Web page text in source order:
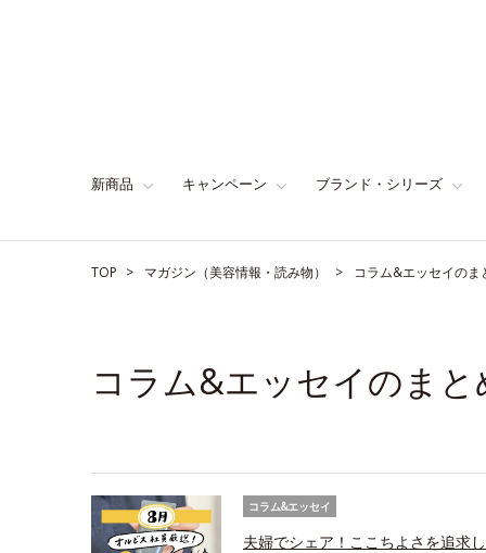
新商品 キャンペーン ブランド・シリーズ
TOP マガジン（美容情報・読み物） コラム&エッセイのま
コラム&エッセイのまと
コラム&エッセイ
夫婦でシェア！ここちよさを追求